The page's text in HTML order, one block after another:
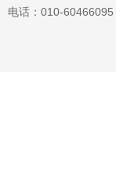
电话：010-60466095